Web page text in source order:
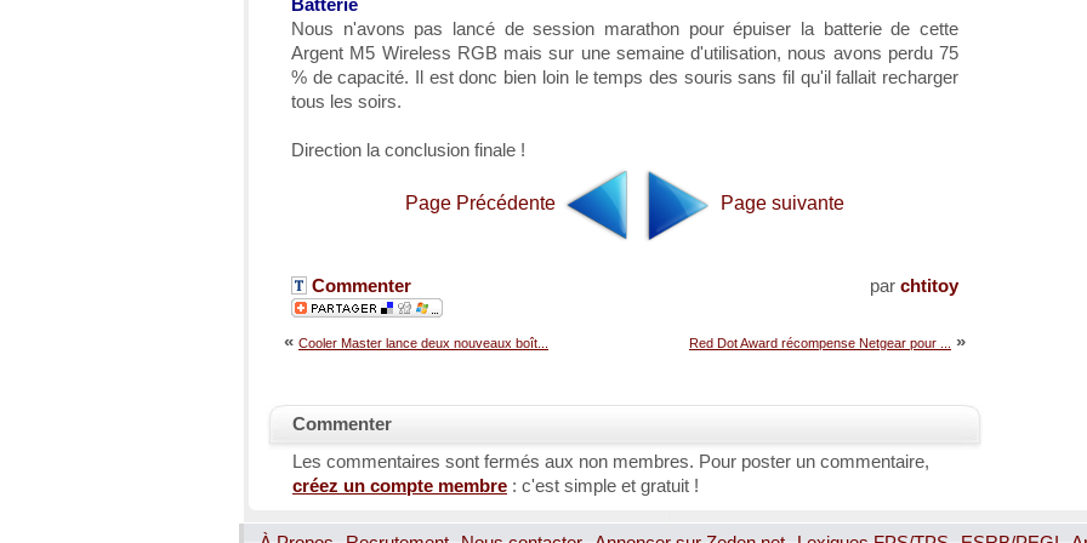
Batterie
Nous n'avons pas lancé de session marathon pour épuiser la batterie de cette
Argent M5 Wireless RGB mais sur une semaine d'utilisation, nous avons perdu 75
% de capacité. Il est donc bien loin le temps des souris sans fil qu'il fallait recharger
tous les soirs.
Direction la conclusion finale !
Page Précédente Page suivante
par chtitoy
Commenter
Red Dot Award récompense Netgear pour ... »
« Cooler Master lance deux nouveaux boît...
Commenter
Les commentaires sont fermés aux non membres. Pour poster un commentaire,
créez un compte membre : c'est simple et gratuit !